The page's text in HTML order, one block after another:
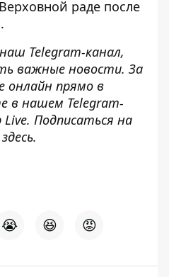
раде после
Telegram-канал,
важные новости. За
онлайн прямо в
в нашем Telegram-
. Подписаться на
здесь.
😭 😆 😡